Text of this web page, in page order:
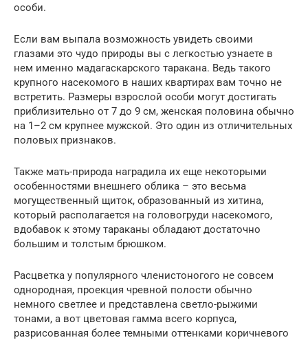
особи.
Если вам выпала возможность увидеть своими
глазами это чудо природы вы с легкостью узнаете в
нем именно мадагаскарского таракана. Ведь такого
крупного насекомого в наших квартирах вам точно не
встретить. Размеры взрослой особи могут достигать
приблизительно от 7 до 9 см, женская половина обычно
на 1–2 см крупнее мужской. Это один из отличительных
половых признаков.
Также мать-природа наградила их еще некоторыми
особенностями внешнего облика – это весьма
могущественный щиток, образованный из хитина,
который располагается на головогруди насекомого,
вдобавок к этому тараканы обладают достаточно
большим и толстым брюшком.
Расцветка у популярного членистоногого не совсем
однородная, проекция чревной полости обычно
немного светлее и представлена светло-рыжими
тонами, а вот цветовая гамма всего корпуса,
разрисованная более темными оттенками коричневого